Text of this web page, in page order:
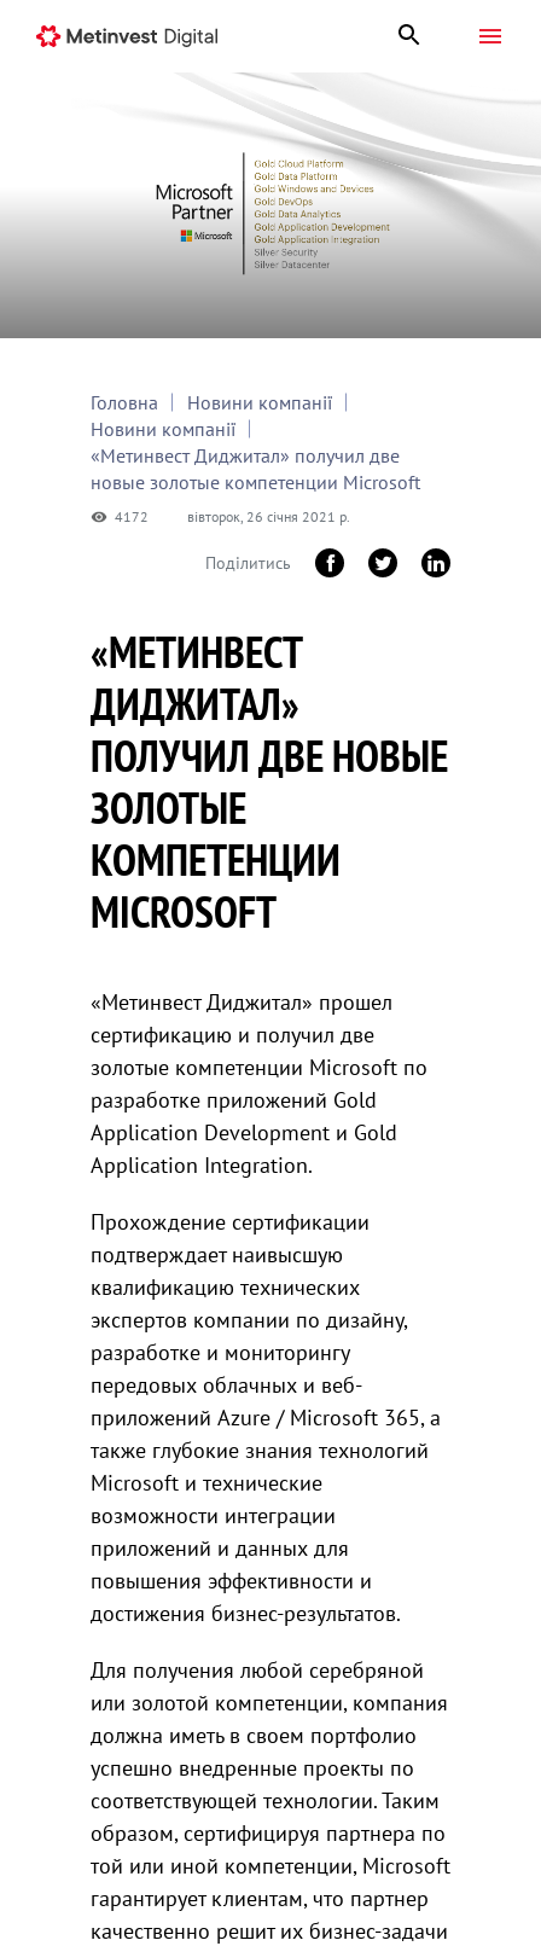
Головна
Новини компанії
Новини компанії
«Метинвест Диджитал» получил две
новые золотые компетенции Microsoft
4172 вівторок, 26 січня 2021 р.
Поділитись
«МЕТИНВЕСТ
ДИДЖИТАЛ»
ПОЛУЧИЛ ДВЕ НОВЫЕ
ЗОЛОТЫЕ
КОМПЕТЕНЦИИ
MICROSOFT
«Метинвест Диджитал» прошел
сертификацию и получил две
золотые компетенции Microsoft по
разработке приложений Gold
Application Development и Gold
Application Integration.
Прохождение сертификации
подтверждает наивысшую
квалификацию технических
экспертов компании по дизайну,
разработке и мониторингу
передовых облачных и веб-
приложений Azure / Microsoft 365, а
также глубокие знания технологий
Microsoft и технические
возможности интеграции
приложений и данных для
повышения эффективности и
достижения бизнес-результатов.
Для получения любой серебряной
или золотой компетенции, компания
должна иметь в своем портфолио
успешно внедренные проекты по
соответствующей технологии. Таким
образом, сертифицируя партнера по
той или иной компетенции, Microsoft
гарантирует клиентам, что партнер
качественно решит их бизнес-задачи